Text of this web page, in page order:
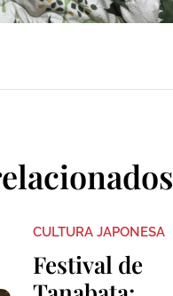
CULTURA JAPONESA
Festival de